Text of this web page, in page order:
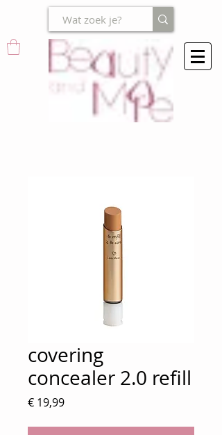
covering
concealer 2.0 refill
€ 19,99Prijs